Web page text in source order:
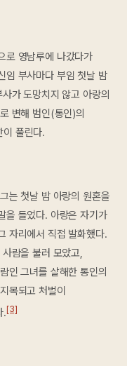
로 영남루에 나갔다가
임 부사마다 부임 첫날 밤
가 도망치지 않고 아랑의
변해 범인(통인)의
이 풀린다.
는 첫날 밤 아랑의 원혼을
을 들었다. 아랑은 자기가
자리에서 직접 발화했다.
람을 불러 모았고,
인 그녀를 살해한 통인의
목되고 처벌이
.[3]